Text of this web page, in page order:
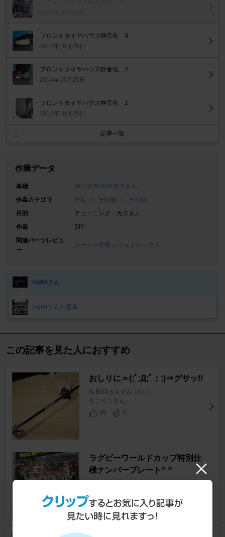
フロントタイヤハウス静音化 3
2014年10月25日
フロントタイヤハウス静音化 2
2014年10月25日
フロントタイヤハウス静音化 1
2014年10月25日
記事一覧
作業データ
車種
ホンダ N-BOXカスタム
作業カテゴリ
外装 その他
その他
目的
チューニング・カスタム
作業
DIY
関連パーツレビュ
ー
メーカー不明 レジェトレックス
high4さん
high4さんの愛車
この記事を見た人におすすめ
おしりに＝(;ﾟ;Д;ﾟ；;)⇒グサッ!!
N-BOXカスタム [JF1/2]
ちこリンさん
95
0
ラグビーワールドカップ特別仕
様ナンバープレート^ ^
98
1